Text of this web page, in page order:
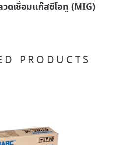
วดเชื่อมแก๊สซีโอทู (MIG)
PRODUCTS